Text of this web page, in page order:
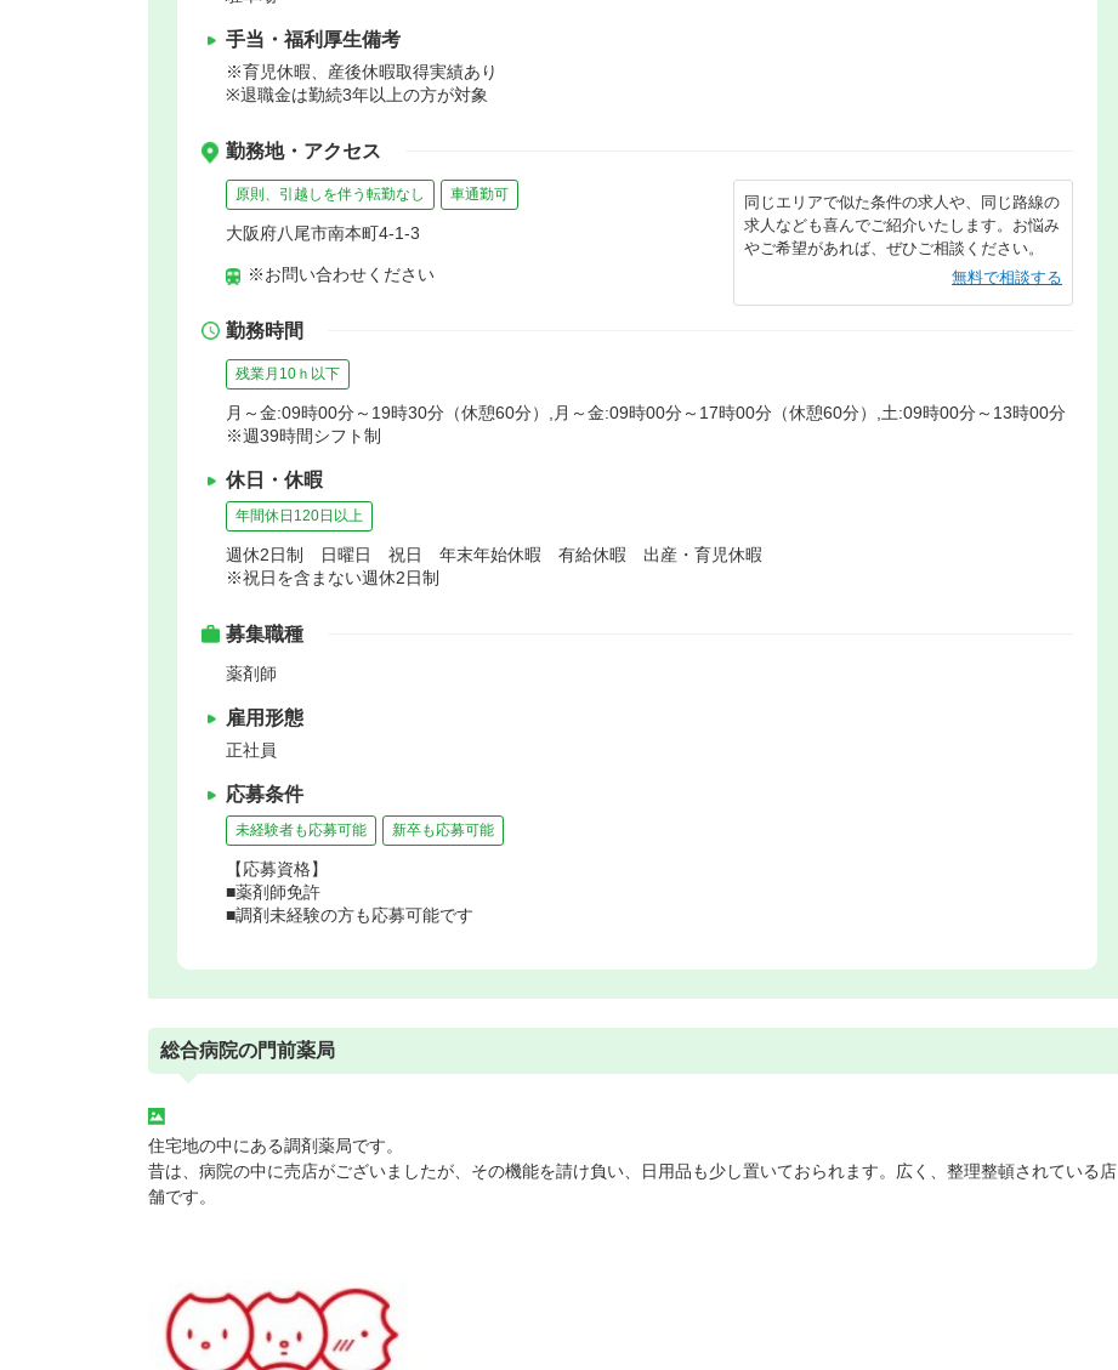
手当・福利厚生備考
※育児休暇、産後休暇取得実績あり
※退職金は勤続3年以上の方が対象
勤務地・アクセス
原則、引越しを伴う転勤なし 車通勤可
大阪府八尾市南本町4-1-3
※お問い合わせください
同じエリアで似た条件の求人や、同じ路線の
求人なども喜んでご紹介いたします。お悩み
やご希望があれば、ぜひご相談ください。
無料で相談する
勤務時間
残業月10ｈ以下
月～金:09時00分～19時30分（休憩60分）,月～金:09時00分～17時00分（休憩60分）,土:09時00分～13時00分
※週39時間シフト制
休日・休暇
年間休日120日以上
週休2日制 日曜日 祝日 年末年始休暇 有給休暇 出産・育児休暇
※祝日を含まない週休2日制
募集職種
薬剤師
雇用形態
正社員
応募条件
未経験者も応募可能 新卒も応募可能
【応募資格】
■薬剤師免許
■調剤未経験の方も応募可能です
総合病院の門前薬局
住宅地の中にある調剤薬局です。
昔は、病院の中に売店がございましたが、その機能を請け負い、日用品も少し置いておられます。広く、整理整頓されている店
舗です。